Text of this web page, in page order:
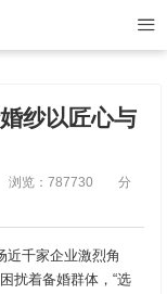
纱以匠心与
浏览：787730
分
近千家企业激烈角
扰着备婚群体，“选